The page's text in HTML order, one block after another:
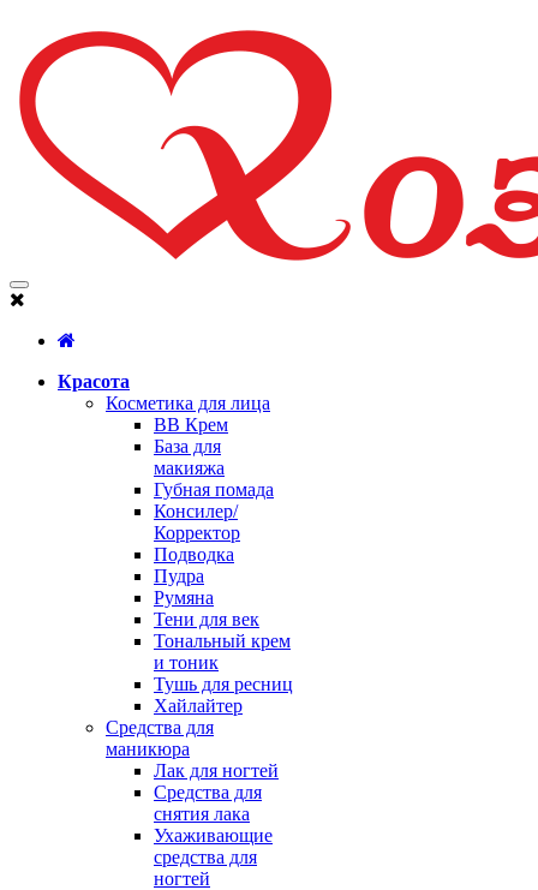
Красота
Косметика для лица
BB Крем
База для
макияжа
Губная помада
Консилер/
Корректор
Подводка
Пудра
Румяна
Тени для век
Тональный крем
и тоник
Тушь для ресниц
Хайлайтер
Средства для
маникюра
Лак для ногтей
Средства для
снятия лака
Ухаживающие
средства для
ногтей